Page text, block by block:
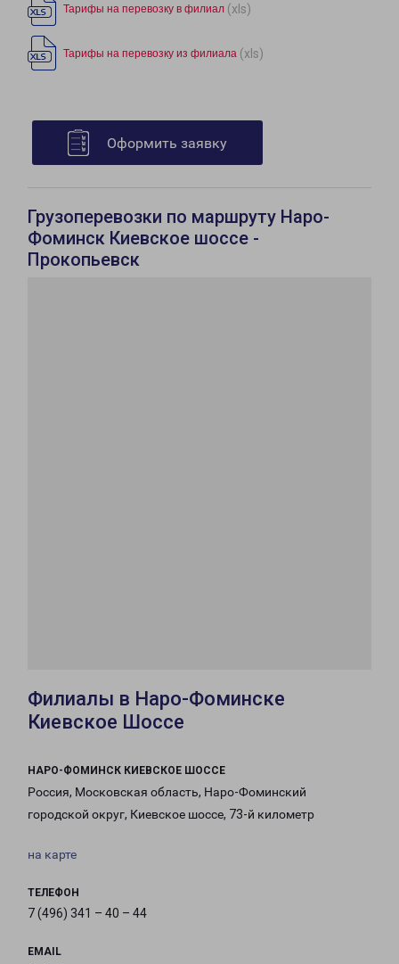
Тарифы на перевозку в филиал (xls)
Тарифы на перевозку из филиала (xls)
Оформить заявку
Грузоперевозки по маршруту Наро-
Фоминск Киевское шоссе -
Прокопьевск
Филиалы в Наро-Фоминске
Киевское Шоссе
НАРО-ФОМИНСК КИЕВСКОЕ ШОССЕ
Россия, Московская область, Наро-Фоминский
городской округ, Киевское шоссе, 73-й километр
на карте
ТЕЛЕФОН
7 (496) 341 – 40 – 44
EMAIL